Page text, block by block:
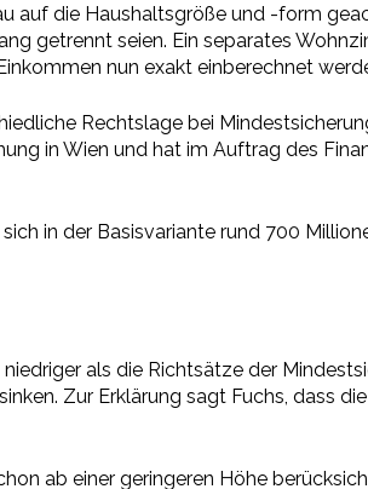
auf die Haushaltsgröße und -form
getrennt seien. Ein separates
nun exakt einberechnet
Rechtslage bei
in Wien und hat im Auftrag des
in der Basisvariante rund 700
als die Richtsätze der
Zur Erklärung sagt Fuchs, dass
ab einer geringeren Höhe